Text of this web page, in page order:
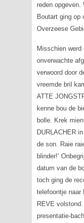
reden opgeven.
Boutart ging op
Overzeese
Misschien
onverwachte
verwoord door
vreemde bril
ATTE
kenne bou de
bolle. Krek
DURLACHER
de son. Raie
blinder!’
datum van de
toch ging de
telefoontje naar
REVE
presentatie-